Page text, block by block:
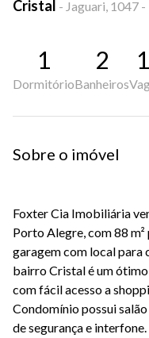
Cristal - Jaguari, 1047
1
Dormitório
2
Banheiros
1
Sobre o imóvel
Foxter Cia Imobiliária
Porto Alegre, com 88
garagem com local
bairro Cristal é um
com fácil acesso a
Condomínio possui
de segurança e